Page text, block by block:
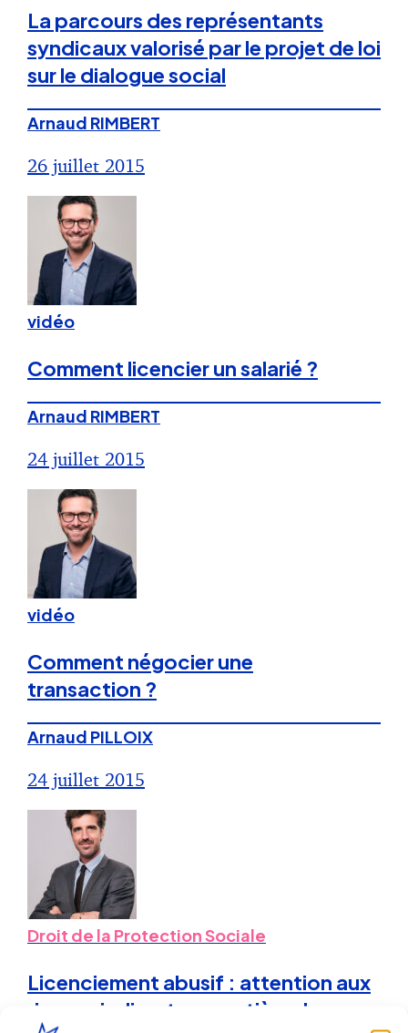
La parcours des représentants
syndicaux valorisé par le projet de loi
sur le dialogue social
Arnaud RIMBERT
26 juillet 2015
vidéo
Comment licencier un salarié ?
Arnaud RIMBERT
24 juillet 2015
vidéo
Comment négocier une
transaction ?
Arnaud PILLOIX
24 juillet 2015
Droit de la Protection Sociale
Licenciement abusif : attention aux
risques indirects en matière de